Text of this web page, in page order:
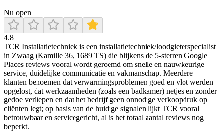
Nu open
4.8
TCR Installatietechniek is een installatietechniek/loodgieterspecialist
in Zwaag (Kamille 36, 1689 TS) die blijkens de 5-sterren Google
Places reviews vooral wordt geroemd om snelle en nauwkeurige
service, duidelijke communicatie en vakmanschap. Meerdere
klanten benoemen dat verwarmingsproblemen goed en vlot werden
opgelost, dat werkzaamheden (zoals een badkamer) netjes en zonder
gedoe verliepen en dat het bedrijf geen onnodige verkoopdruk op
cliënten legt; op basis van de huidige signalen lijkt TCR vooral
betrouwbaar en servicegericht, al is het totaal aantal reviews nog
beperkt.